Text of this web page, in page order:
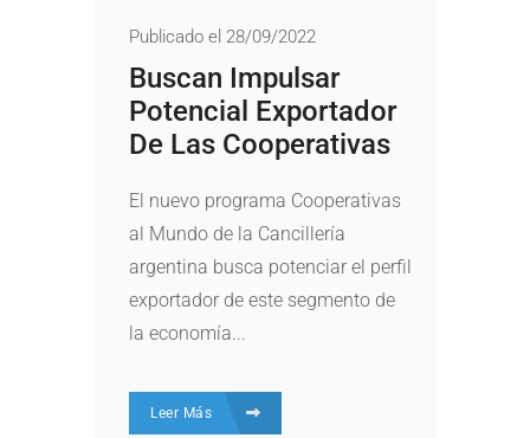
Publicado el 28/09/2022
Buscan Impulsar
Potencial Exportador
De Las Cooperativas
El nuevo programa Cooperativas
al Mundo de la Cancillería
argentina busca potenciar el perfil
exportador de este segmento de
la economía...
Leer Más